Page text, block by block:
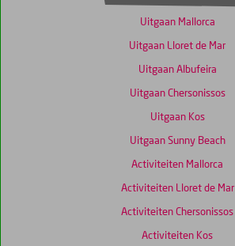
Uitgaan Mallorca
Uitgaan Lloret de Mar
Uitgaan Albufeira
Uitgaan Chersonissos
Uitgaan Kos
Uitgaan Sunny Beach
Activiteiten Mallorca
Activiteiten Lloret de Mar
Activiteiten Chersonissos
Activiteiten Kos